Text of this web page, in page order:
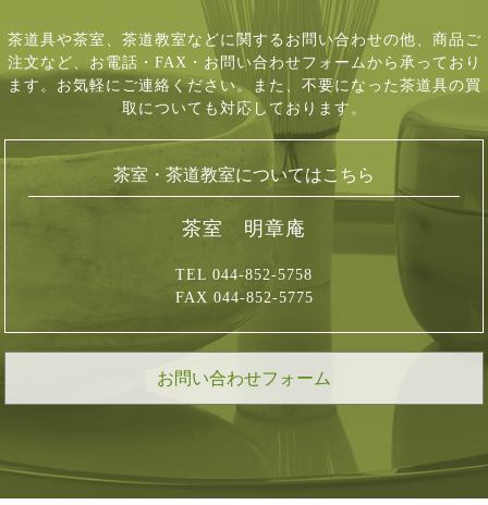
茶道具や茶室、茶道教室などに関するお問い合わせの他、商品ご
注文など、 お電話・FAX・お問い合わせフォームから承っており
ます。お気軽にご連絡ください。 また、不要になった茶道具の買
取についても対応しております。
茶室・茶道教室についてはこちら
茶室 明章庵
TEL 044-852-5758
FAX 044-852-5775
お問い合わせフォーム